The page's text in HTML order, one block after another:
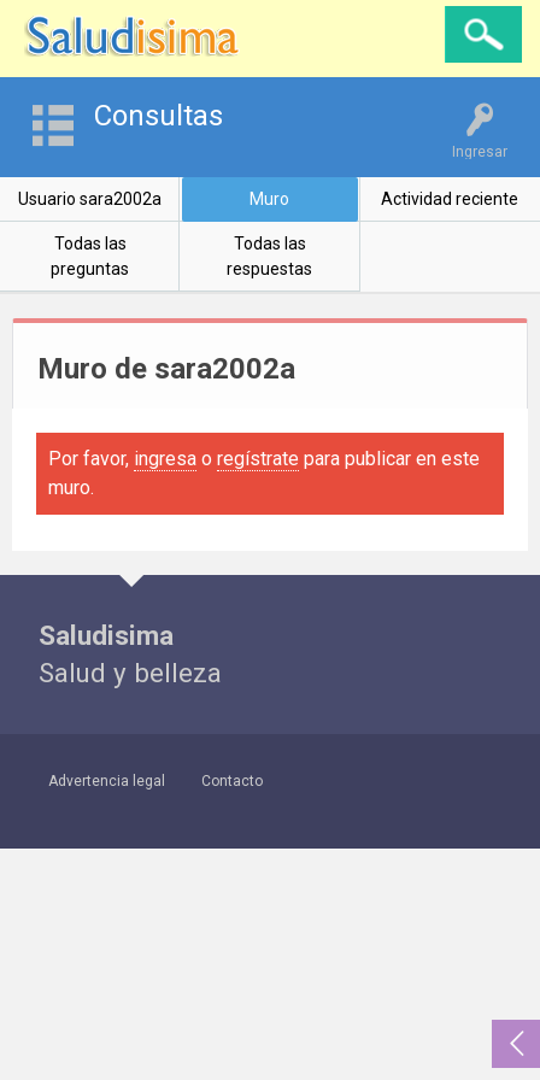
Ingresar
Consultas
Usuario sara2002a Muro Actividad reciente
Todas las
preguntas
Todas las
respuestas
Muro de sara2002a
Por favor, ingresa o regístrate para publicar en este
muro.
Saludisima
Salud y belleza
Advertencia legal Contacto